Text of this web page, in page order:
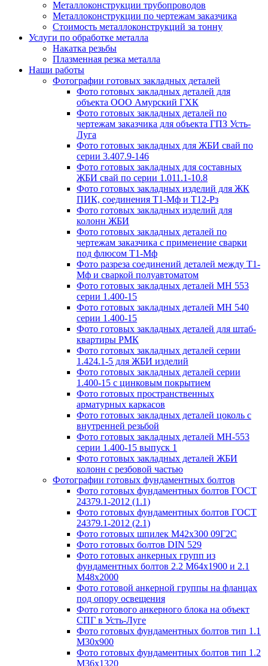
Металлоконструкции трубопроводов
Металлоконструкции по чертежам заказчика
Cтоимость металлоконструкций за тонну
Услуги по обработке металла
Накатка резьбы
Плазменная резка металла
Наши работы
Фотографии готовых закладных деталей
Фото готовых закладных деталей для
объекта ООО Амурский ГХК
Фото готовых закладных деталей по
чертежам заказчика для объекта ГПЗ Усть-
Луга
Фото готовых закладных для ЖБИ свай по
серии 3.407.9-146
Фото готовых закладных для составных
ЖБИ свай по серии 1.011.1-10.8
Фото готовых закладных изделий для ЖК
ПИК, соединения Т1-Мф и Т12-Рз
Фото готовых закладных изделий для
колонн ЖБИ
Фото готовых закладных деталей по
чертежам заказчика с применение сварки
под флюсом Т1-Мф
Фото разреза соединений деталей между Т1-
Мф и сваркой полуавтоматом
Фото готовых закладных деталей МН 553
серии 1.400-15
Фото готовых закладных деталей МН 540
серии 1.400-15
Фото готовых закладных деталей для штаб-
квартиры РМК
Фото готовых закладных деталей серии
1.424.1-5 для ЖБИ изделий
Фото готовых закладных деталей серии
1.400-15 с цинковым покрытием
Фото готовых пространственных
арматурных каркасов
Фото готовых закладных деталей цоколь с
внутренней резьбой
Фото готовых закладных деталей МН-553
серии 1.400-15 выпуск 1
Фото готовых закладных деталей ЖБИ
колонн с резбовой частью
Фотографии готовых фундаментных болтов
Фото готовых фундаментных болтов ГОСТ
24379.1-2012 (1.1)
Фото готовых фундаментных болтов ГОСТ
24379.1-2012 (2.1)
Фото готовых шпилек М42х300 09Г2С
Фото готовых болтов DIN 529
Фото готовых анкерных групп из
фундаментных болтов 2.2 М64х1900 и 2.1
М48х2000
Фото готовой анкерной группы на фланцах
под опору освещения
Фото готового анкерного блока на объект
СПГ в Усть-Луге
Фото готовых фундаментных болтов тип 1.1
М30х900
Фото готовых фундаментных болтов тип 1.2
М36х1320